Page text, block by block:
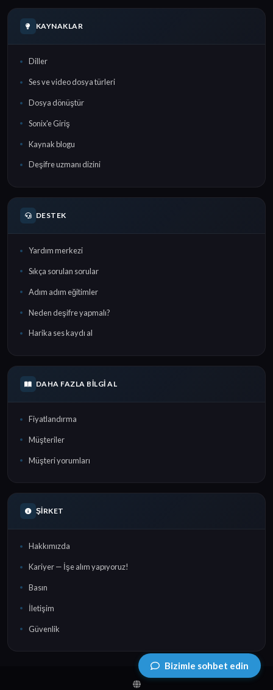
KAYNAKLAR
Diller
Ses ve video dosya türleri
Dosya dönüştür
Sonix'e Giriş
Kaynak blogu
Deşifre uzmanı dizini
DESTEK
Yardım merkezi
Sıkça sorulan sorular
Adım adım eğitimler
Neden deşifre yapmalı?
Harika ses kaydı al
DAHA FAZLA BILGI AL
Fiyatlandırma
Müşteriler
Müşteri yorumları
ŞIRKET
Hakkımızda
Kariyer — İşe alım yapıyoruz!
Basın
İletişim
Güvenlik
Bizimle sohbet edin